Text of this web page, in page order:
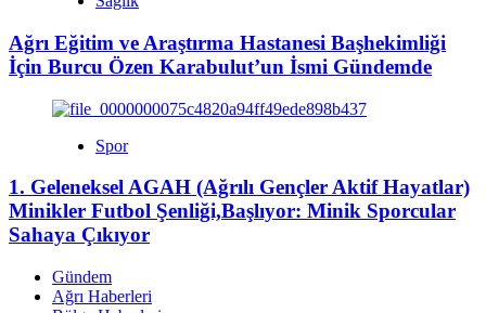
Ağrı Eğitim ve Araştırma Hastanesi Başhekimliği
İçin Burcu Özen Karabulut’un İsmi Gündemde
Spor
1. Geleneksel AGAH (Ağrılı Gençler Aktif Hayatlar)
Minikler Futbol Şenliği,Başlıyor: Minik Sporcular
Sahaya Çıkıyor
Gündem
Ağrı Haberleri